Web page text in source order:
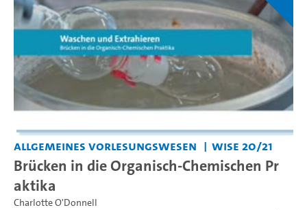
Allgemeines Vorlesungswesen WiSe 20/21
Brücken in die Organisch-Chemischen Pr
aktika
Charlotte O'Donnell